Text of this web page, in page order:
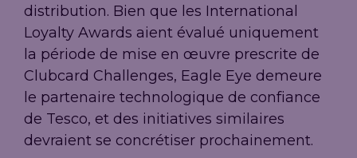
distribution. Bien que les International
Loyalty Awards aient évalué uniquement
la période de mise en œuvre prescrite de
Clubcard Challenges, Eagle Eye demeure
le partenaire technologique de confiance
de Tesco, et des initiatives similaires
devraient se concrétiser prochainement.